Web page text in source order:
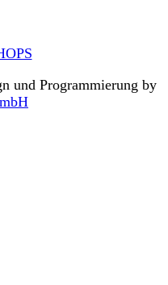
und Programmierung by